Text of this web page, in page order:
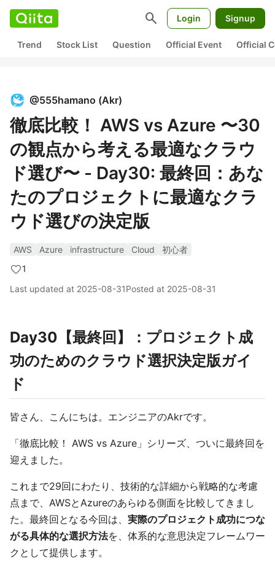
search Login Signup
Trend Stock List Question Official Event Official
@555hamano (Akr)
徹底比較！ AWS vs Azure 〜30
の観点から考える最適なクラウ
ド選び〜 - Day30: 最終回：あな
たのプロジェクトに最適なクラ
ウド選びの決定版
AWS Azure infrastructure Cloud
初心者
1
Last updated at 2025-08-31Posted at 2025-08-31
Day30【最終回】：プロジェクト成
功のためのクラウド選択決定版ガイ
ド
皆さん、こんにちは。エンジニアのAkrです。
「徹底比較！ AWS vs Azure」シリーズ、ついに最終回を
迎えました。
これまで29回にわたり、技術的な詳細から戦略的な考慮
点まで、AWSとAzureのあらゆる側面を比較してきまし
た。最終回となる今回は、 実際のプロジェクト成功につな
がる具体的な選択方法を、体系的な意思決定フレームワー
クとして提供します。